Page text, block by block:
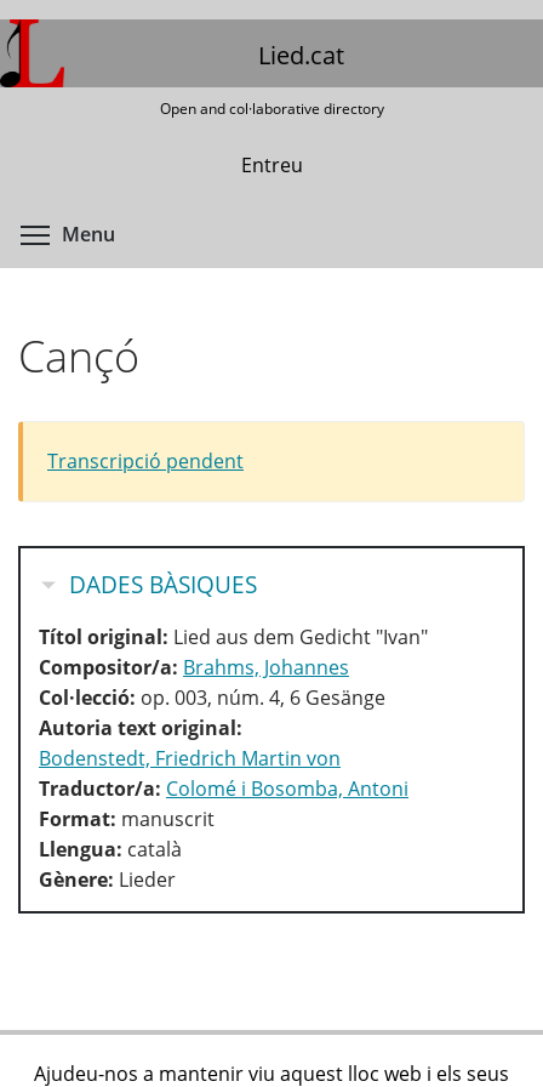
Skip
to
main
Lied.cat
Open and col·laborative directory
Entreu
Menu
Cançó
Transcripció pendent
HIDE
DADES BÀSIQUES
Títol original: Lied aus dem Gedicht "Ivan"
Compositor/a: Brahms, Johannes
Col·lecció: op. 003, núm. 4, 6 Gesänge
Autoria text original:
Bodenstedt, Friedrich Martin von
Traductor/a: Colomé i Bosomba, Antoni
Format: manuscrit
Llengua: català
Gènere: Lieder
Ajudeu-nos a mantenir viu aquest lloc web i els seus